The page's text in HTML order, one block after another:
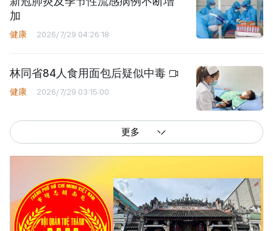
加
健康 2026/7/29 04:26:18
林同省84人食用面包后疑似中毒
健康 2026/7/29 03:15:00
更多